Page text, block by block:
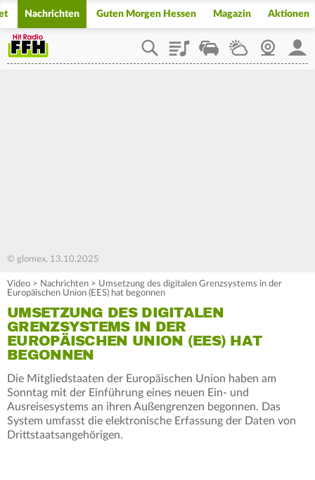
Nachrichten Guten Morgen Hessen Magazin Aktionen
PlaylistStaupilotWetterWebcam
© glomex, 13.10.2025
Video > Nachrichten > Umsetzung des digitalen Grenzsystems in der
Europäischen Union (EES) hat begonnen
UMSETZUNG DES DIGITALEN
GRENZSYSTEMS IN DER
EUROPÄISCHEN UNION (EES) HAT
BEGONNEN
Die Mitgliedstaaten der Europäischen Union haben am
Sonntag mit der Einführung eines neuen Ein- und
Ausreisesystems an ihren Außengrenzen begonnen. Das
System umfasst die elektronische Erfassung der Daten von
Drittstaatsangehörigen.